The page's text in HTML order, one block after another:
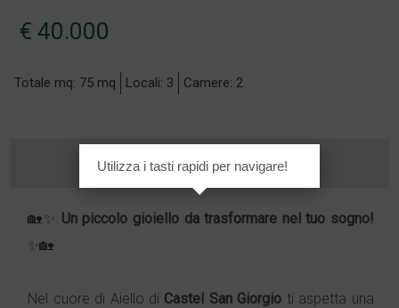
€ 40.000
Totale mq: 75 mq Locali: 3 Camere: 2
🏡✨ Un piccolo gioiello da trasformare nel tuo sogno!
✨🏡
Nel cuore di Aiello di Castel San Giorgio ti aspetta una
Utilizza i tasti rapidi per navigare!